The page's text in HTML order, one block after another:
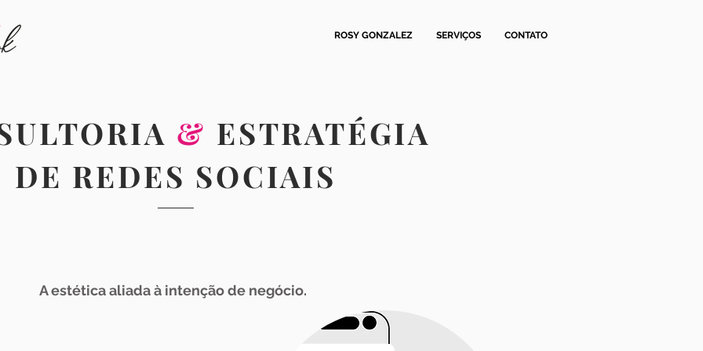
ROSY GONZALEZ SERVIÇOS CONTATO
& ESTRATÉGIA
DE REDES SOCIAIS
A estética aliada à intenção de negócio.